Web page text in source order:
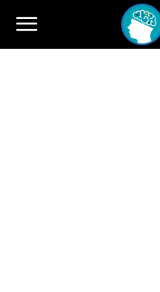
7dak.pl